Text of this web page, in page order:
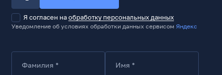
Я согласен наобработку персональных данных
Уведомление об условиях обработки данных сервисомЯндекс
Фамилия * Имя *